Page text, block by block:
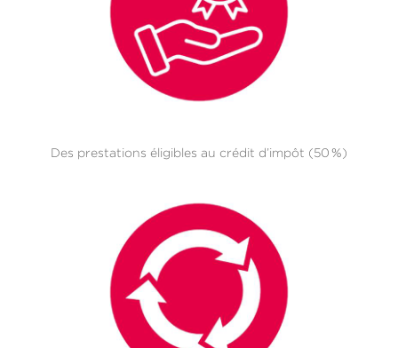
Des prestations éligibles au crédit d’impôt (50 %)